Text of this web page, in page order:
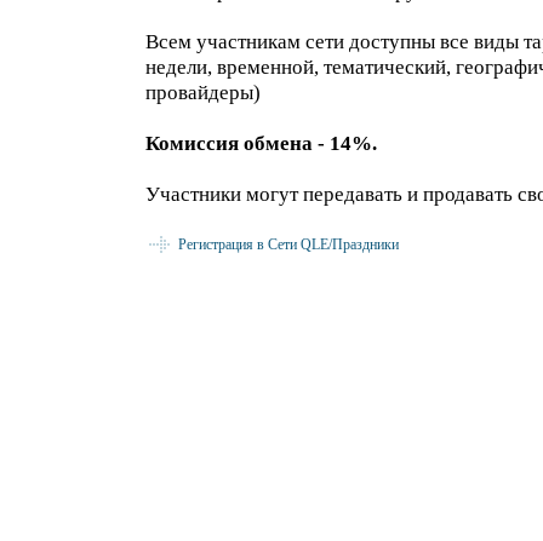
Всем участникам сети доступны все виды
недели, временной, тематический,
провайдеры)
Комиссия обмена - 14%.
Участники могут передавать и продавать
Регистрация в Сети QLE/Праздники